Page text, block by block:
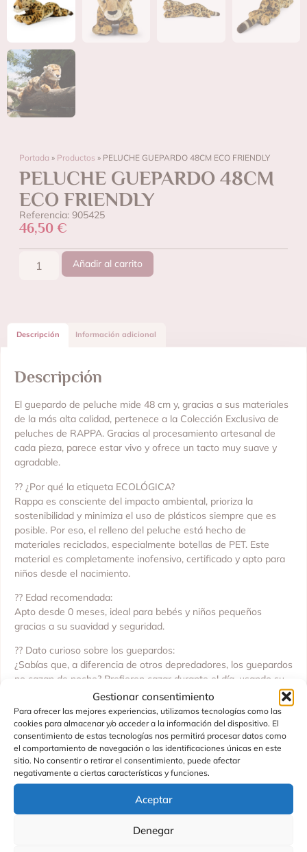
Gestionar consentimiento
Para ofrecer las mejores experiencias, utilizamos tecnologías como las
cookies para almacenar y/o acceder a la información del dispositivo. El
consentimiento de estas tecnologías nos permitirá procesar datos como
el comportamiento de navegación o las identificaciones únicas en este
sitio. No consentir o retirar el consentimiento, puede afectar
negativamente a ciertas características y funciones.
Aceptar
Denegar
Portada » Productos » PELUCHE GUEPARDO 48CM ECO FRIENDLY
PELUCHE GUEPARDO 48CM
ECO FRIENDLY
Referencia: 905425
46,50 €
Añadir al carrito
Descripción Información adicional
Descripción
El guepardo de peluche mide 48 cm y, gracias a sus materiales
de la más alta calidad, pertenece a la Colección Exclusiva de
peluches de RAPPA. Gracias al procesamiento artesanal de
cada pieza, parece estar vivo y ofrece un tacto muy suave y
agradable.
?? ¿Por qué la etiqueta ECOLÓGICA?
Rappa es consciente del impacto ambiental, prioriza la
sostenibilidad y minimiza el uso de plásticos siempre que es
posible. Por eso, el relleno del peluche está hecho de
materiales reciclados, especialmente botellas de PET. Este
material es completamente inofensivo, certificado y apto para
niños desde el nacimiento.
?? Edad recomendada:
Apto desde 0 meses, ideal para bebés y niños pequeños
gracias a su suavidad y seguridad.
?? Dato curioso sobre los guepardos:
¿Sabías que, a diferencia de otros depredadores, los guepardos
no cazan de noche? Prefieren cazar durante el día, usando su
increíble velocidad y visión aguda para atrapar a sus presas.
?? Consejos de limpieza:
Para mantenerlo siempre limpio y suave, simplemente limpiar
con un paño húmedo mojado en agua. No es necesario lavarlo
a máquina, lo que ayuda a conservar su textura y forma
originales.
?? Un peluche adorable, ecológico y realista, perfecto para
abrazar, jugar y coleccionar, mientras fomentas un consumo
responsable y respetuoso con el medio ambiente.